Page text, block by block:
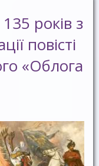
років з
повісті
«Облога